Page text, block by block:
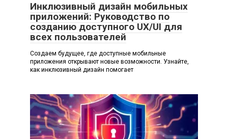
Инклюзивный дизайн мобильных
приложений: Руководство по
созданию доступного UX/UI для
всех пользователей
Создаем будущее, где доступные мобильные
приложения открывают новые возможности. Узнайте,
как инклюзивный дизайн помогает